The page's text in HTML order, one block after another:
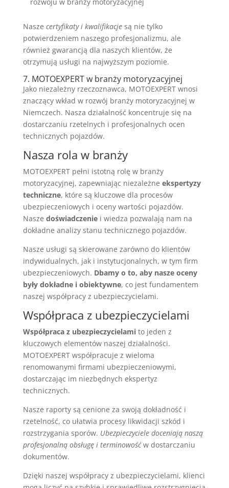
Nasze certyfikaty i kwalifikacjesą nie tylko
potwierdzeniem naszego profesjonalizmu, ale
również gwarancją dla naszych klientów, że
otrzymują usługi na najwyższym poziomie.
7. MOTOEXPERT w branży motoryzacyjnej
Jako niezależny rzeczoznawca, MOTOEXPERT wnosi
znaczący wkład w rozwój branży motoryzacyjnej w
Niemczech. Nasza działalność koncentruje się na
dostarczaniu rzetelnych i profesjonalnych ocen
technicznych pojazdów.
Nasza rola w branży
MOTOEXPERT pełni istotną rolę w branży
motoryzacyjnej, zapewniając niezależne ekspertyzy
techniczne, które są kluczowe dla procesów
ubezpieczeniowych i oceny wartości pojazdów.
Nasze doświadczeniei wiedza pozwalają nam na
dokładne analizy stanu technicznego pojazdów.
Nasze usługi są skierowane zarówno do klientów
indywidualnych, jak i instytucjonalnych, w tym firm
ubezpieczeniowych. Dbamy o to, aby nasze oceny
były dokładne i obiektywne, co jest fundamentem
naszej współpracy z ubezpieczycielami.
Współpraca z ubezpieczycielami
Współpraca z ubezpieczycielamito jeden z
kluczowych elementów naszej działalności.
MOTOEXPERT współpracuje z wieloma
renomowanymi firmami ubezpieczeniowymi,
dostarczając im niezbędnych ekspertyz
technicznych.
Nasze raporty są cenione za swoją dokładność i
rzetelność, co ułatwia procesy likwidacji szkód i
rozstrzygania sporów. Ubezpieczyciele doceniają naszą
profesjonalną obsługę i terminowośćw dostarczaniu
dokumentów.
Dzięki naszej współpracy z ubezpieczycielami, klienci